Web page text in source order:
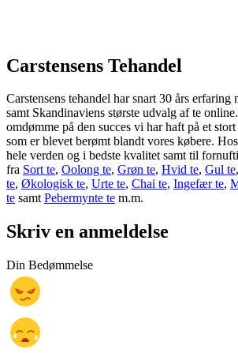
Carstensens Tehandel
Carstensens tehandel har snart 30 års erfaring
samt Skandinaviens største udvalg af te
omdømme på den succes vi har haft på et
som er blevet berømt blandt vores købere.
hele verden og i bedste kvalitet samt til
fra Sort te, Oolong te, Grøn te, Hvid te, Gul te,
te, Økologisk te, Urte te, Chai te, Ingefær te,
te samtPebermynte te m.m.
Skriv en anmeldelse
Din Bedømmelse